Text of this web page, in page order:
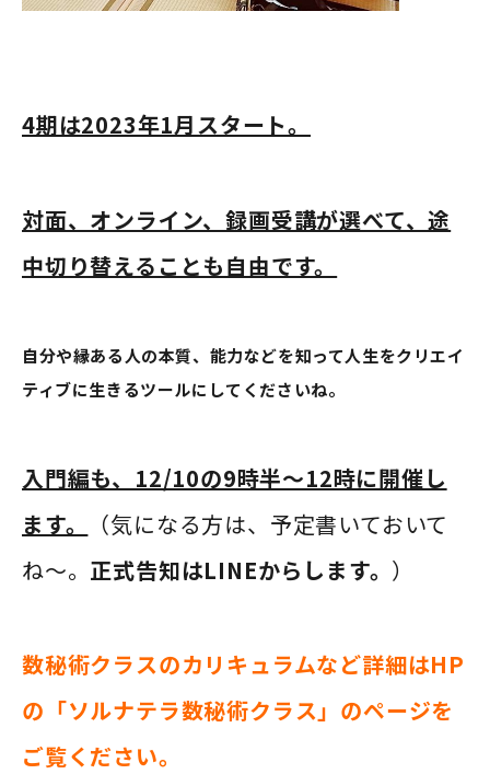
4期は2023年1月スタート。
対面、オンライン、録画受講が選べて、途
中切り替えることも自由です。
自分や縁ある人の本質、能力などを知って人生をクリエイ
ティブに生きるツールにしてくださいね。
入門編も、12/10の9時半〜12時に開催し
ます。
（気になる方は、予定書いておいて
ね〜。 正式告知はLINEからします。 ）
数秘術クラスのカリキュラムなど詳細はHP
の「ソルナテラ数秘術クラス」のページを
ご覧ください。